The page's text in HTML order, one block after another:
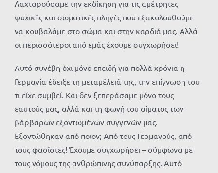
Λαχταρούσαμε την εκδίκηση για τις αμέτρητες
ψυχικές και σωματικές πληγές που εξακολουθούμε
να κουβαλάμε στο σώμα και στην καρδιά μας. Αλλά
οι περισσότεροι από εμάς έχουμε συγχωρήσει!
Αυτό συνέβη όχι μόνο επειδή για πολλά χρόνια η
Γερμανία έδειξε τη μεταμέλειά της, την επίγνωση του
τι είχε συμβεί. Και δεν ξεπεράσαμε μόνο τους
εαυτούς μας, αλλά και τη φωνή του αίματος των
βάρβαρων εξοντωμένων συγγενών μας.
Εξοντώθηκαν από ποιον; Από τους Γερμανούς, από
τους φασίστες! Έχουμε συγχωρήσει – σύμφωνα με
τους νόμους της ανθρώπινης συνύπαρξης. Αυτό